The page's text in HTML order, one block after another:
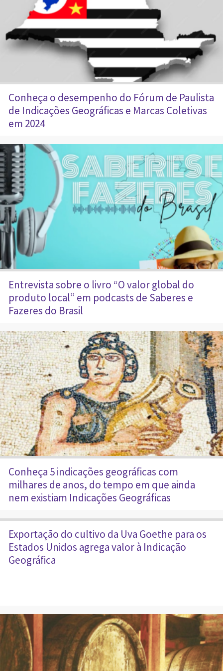
Conheça o desempenho do Fórum de Paulista
de Indicações Geográficas e Marcas Coletivas
em 2024
Entrevista sobre o livro “O valor global do
produto local” em podcasts de Saberes e
Fazeres do Brasil
Conheça 5 indicações geográficas com
milhares de anos, do tempo em que ainda
nem existiam Indicações Geográficas
Exportação do cultivo da Uva Goethe para os
Estados Unidos agrega valor à Indicação
Geográfica